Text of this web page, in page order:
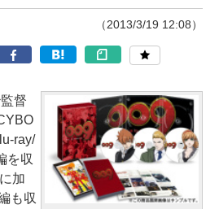
（2013/3/19 12:08）
督
ray/
を収
加
も収